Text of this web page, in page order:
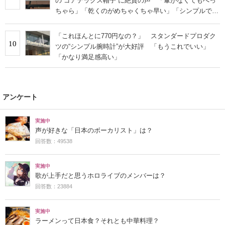
ちゃら」「乾くのがめちゃくちゃ早い」「シンプルで服
10
「これほんとに770円なの？」 スタンダードプロダク
ツの“シンプル腕時計”が大好評 「もうこれでいい」
「かなり満足感高い」
アンケート
実施中
声が好きな「日本のボーカリスト」は？
回答数：49538
実施中
歌が上手だと思うホロライブのメンバーは？
回答数：23884
実施中
ラーメンって日本食？それとも中華料理？